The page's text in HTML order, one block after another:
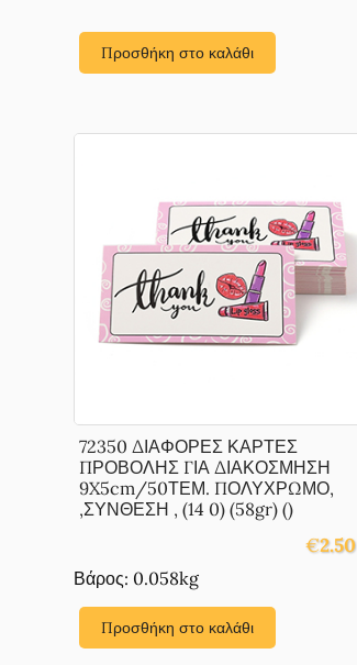
Προσθήκη στο καλάθι
72350 ΔΙΑΦΟΡΕΣ ΚΑΡΤΕΣ
ΠΡΟΒΟΛΗΣ ΓΙΑ ΔΙΑΚΟΣΜΗΣΗ
9X5cm/50ΤΕΜ. ΠΟΛΥΧΡΩΜΟ,
,ΣΥΝΘΕΣΗ , (14 0) (58gr) ()
€2.50
Βάρος: 0.058kg
Προσθήκη στο καλάθι